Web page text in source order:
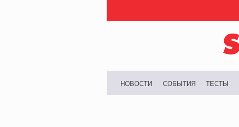
НОВОСТИ СОБЫТИЯ ТЕСТЫ